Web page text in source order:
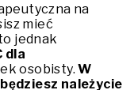
na
mieć
jednak
dla
osobisty.W
należycie